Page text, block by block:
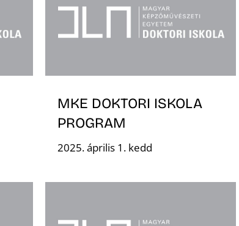
MKE DOKTORI ISKOLA
PROGRAM
2025. április 1. kedd